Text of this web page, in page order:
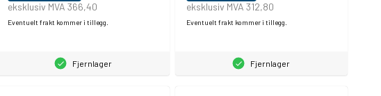
eksklusiv MVA 366,40
Eventuelt frakt kommer i tillegg.
Fjernlager
eksklusiv MVA 312,80
Eventuelt frakt kommer i tillegg.
Fjernlager